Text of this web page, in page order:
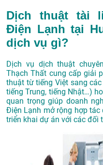
Dịch thuật tài
Điện Lạnh tại
dịch vụ gì?
Dịch vụ dịch thuật
Thạch Thất cung cấp giải
thuật từ tiếng Việt sang
tiếng Trung, tiếng Nhật…)
quan trọng giúp doanh
Điện Lạnh mở rộng hợp
triển khai dự án với các đối